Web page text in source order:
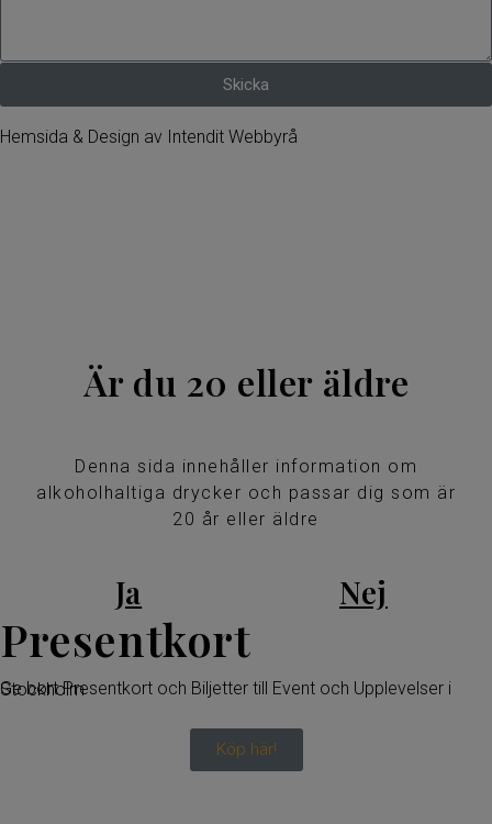
Skicka
Hemsida & Design av Intendit Webbyrå
Är du 20 eller äldre
Denna sida innehåller information om
alkoholhaltiga drycker och passar dig som är
20 år eller äldre
Ja Nej
Presentkort
Ge bort Presentkort och Biljetter till Event och Upplevelser i Stockholm
Köp här!